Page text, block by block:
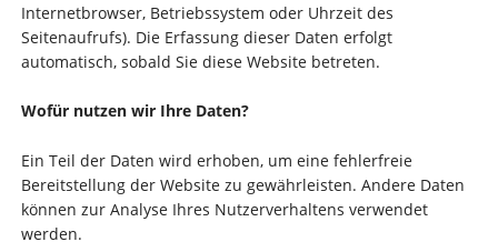
Internetbrowser, Betriebssystem oder Uhrzeit des
Seitenaufrufs). Die Erfassung dieser Daten erfolgt
automatisch, sobald Sie diese Website betreten.
Wofür nutzen wir Ihre Daten?
Ein Teil der Daten wird erhoben, um eine fehlerfreie
Bereitstellung der Website zu gewährleisten. Andere Daten
können zur Analyse Ihres Nutzerverhaltens verwendet
werden.